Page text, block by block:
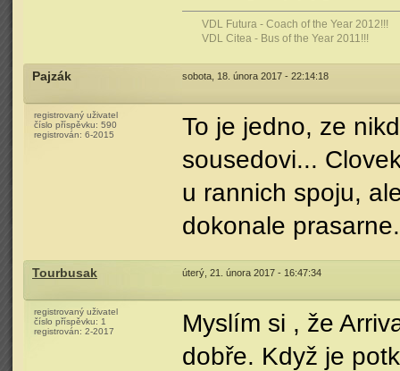
VDL Futura - Coach of the Year 2012!!!
VDL Citea - Bus of the Year 2011!!!
Pajzák sobota, 18. února 2017 - 22:14:18
registrovaný uživatel
číslo příspěvku: 590
registrován: 6-2015
To je jedno, ze
sousedovi...
u rannich spoju,
dokonale prasarne.
Tourbusak úterý, 21. února 2017 - 16:47:34
registrovaný uživatel
číslo příspěvku: 1
registrován: 2-2017
Myslím si , že
dobře. Když je